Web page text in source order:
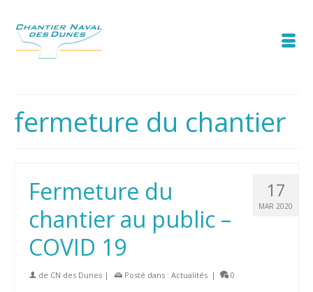
fermeture du chantier
17
MAR 2020
Fermeture du
chantier au public –
COVID 19
de CN des Dunes | Posté dans : Actualités | 0